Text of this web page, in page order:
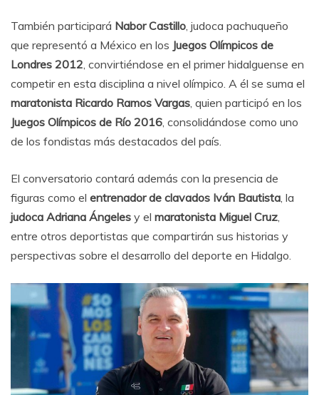
También participará Nabor Castillo , judoca pachuqueño
que representó a México en los Juegos Olímpicos de
Londres 2012 , convirtiéndose en el primer hidalguense en
competir en esta disciplina a nivel olímpico. A él se suma el
maratonista Ricardo Ramos Vargas , quien participó en los
Juegos Olímpicos de Río 2016 , consolidándose como uno
de los fondistas más destacados del país.
El conversatorio contará además con la presencia de
figuras como el entrenador de clavados Iván Bautista , la
judoca Adriana Ángeles y el maratonista Miguel Cruz
entre otros deportistas que compartirán sus historias y
perspectivas sobre el desarrollo del deporte en Hidalgo.